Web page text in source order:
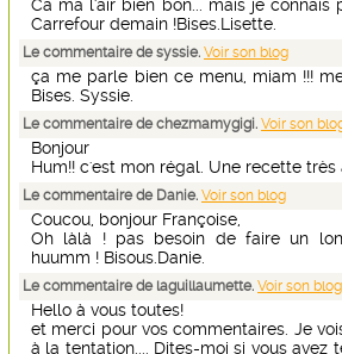
Ca ma l'air bien bon... mais je connais
Carrefour demain !Bises.Lisette.
Le commentaire de syssie. Voir son blog
ça me parle bien ce menu, miam !!!
Bises. Syssie.
Le commentaire de chezmamygigi. Voir son
Bonjour
Hum!! c'est mon régal. Une recette
Le commentaire de Danie. Voir son blog
Coucou, bonjour Françoise,
Oh làlà ! pas besoin de faire un
huumm ! Bisous.Danie.
Le commentaire de laguillaumette. Voir son blog
Hello à vous toutes!
et merci pour vos commentaires. Je
à la tentation.... Dites-moi si vous